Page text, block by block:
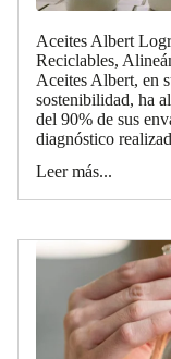
Aceites Albert
Reciclables,
Aceites Albert, en
sostenibilidad, ha
del 90% de sus
diagnóstico
Leer más...